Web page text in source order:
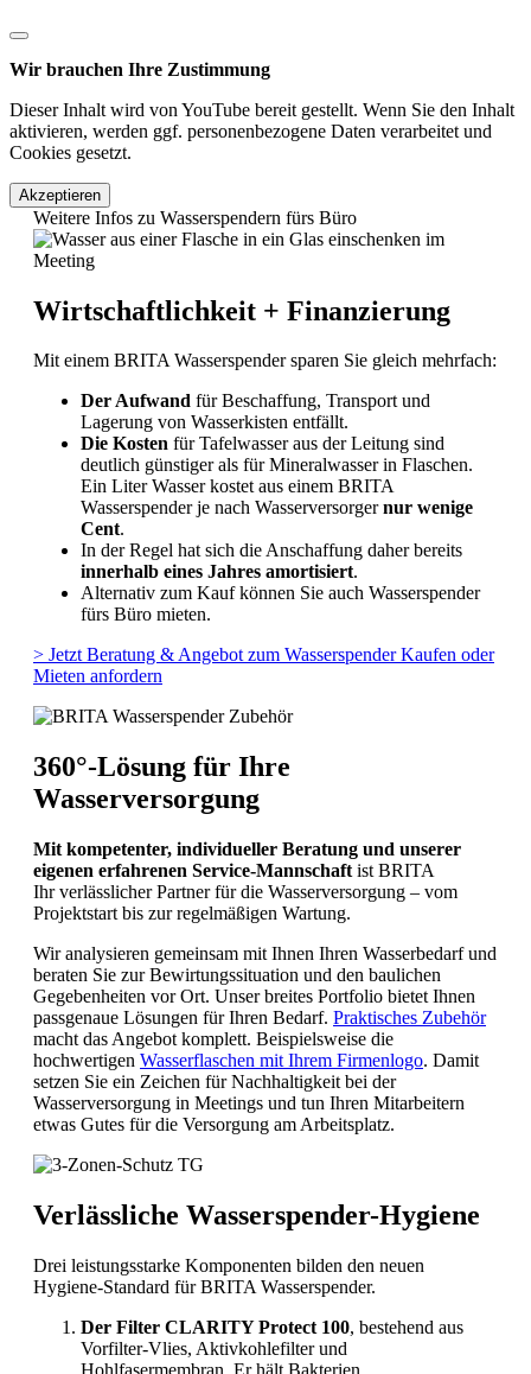
Wir brauchen Ihre Zustimmung
Dieser Inhalt wird von YouTube bereit gestellt. Wenn Sie den Inhalt
aktivieren, werden ggf. personenbezogene Daten verarbeitet und
Cookies gesetzt.
Akzeptieren
Weitere Infos zu Wasserspendern fürs Büro
Wirtschaftlichkeit + Finanzierung
Mit einem BRITA Wasserspender sparen Sie gleich mehrfach:
Der Aufwand für Beschaffung, Transport und
Lagerung von Wasserkisten entfällt.
Die Kosten für Tafelwasser aus der Leitung sind
deutlich günstiger als für Mineralwasser in Flaschen.
Ein Liter Wasser kostet aus einem BRITA
Wasserspender je nach Wasserversorgernur wenige
Cent.
In der Regel hat sich die Anschaffung daher bereits
innerhalb eines Jahres amortisiert.
Alternativ zum Kauf können Sie auch Wasserspender
fürs Büro mieten.
> Jetzt Beratung & Angebot zum Wasserspender Kaufen oder
Mieten anfordern
360°-Lösung für Ihre
Wasserversorgung
Mit kompetenter, individueller Beratung und unserer
eigenen erfahrenen Service-Mannschaft ist BRITA
Ihr verlässlicher Partner für die Wasserversorgung – vom
Projektstart bis zur regelmäßigen Wartung.
Wir analysieren gemeinsam mit Ihnen Ihren Wasserbedarf und
beraten Sie zur Bewirtungssituation und den baulichen
Gegebenheiten vor Ort. Unser breites Portfolio bietet Ihnen
passgenaue Lösungen für Ihren Bedarf. Praktisches Zubehör
macht das Angebot komplett. Beispielsweise die
hochwertigen Wasserflaschen mit Ihrem Firmenlogo. Damit
setzen Sie ein Zeichen für Nachhaltigkeit bei der
Wasserversorgung in Meetings und tun Ihren Mitarbeitern
etwas Gutes für die Versorgung am Arbeitsplatz.
Verlässliche Wasserspender-Hygiene
Drei leistungsstarke Komponenten bilden den neuen
Hygiene-Standard für BRITA Wasserspender.
Der Filter CLARITY Protect 100, bestehend aus
Vorfilter-Vlies, Aktivkohlefilter und
Hohlfasermembran. Er hält Bakterien,